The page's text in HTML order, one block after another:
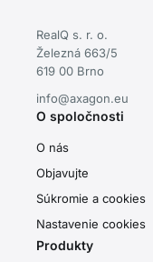
RealQ s. r. o.
Železná 663/5
619 00 Brno
info@axagon.eu
O spoločnosti
O nás
Objavujte
Súkromie a cookies
Nastavenie cookies
Produkty